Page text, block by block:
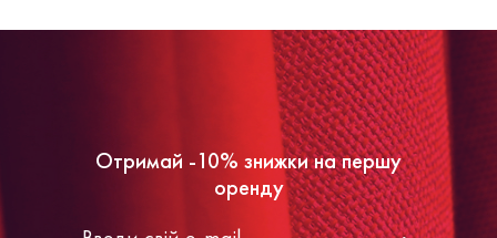
Отримай -10% знижки на першу
оренду